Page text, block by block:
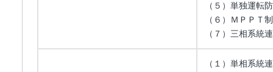
（５）単独運転
（６）ＭＰＰＴ
（７）三相系統
（１）単相系統